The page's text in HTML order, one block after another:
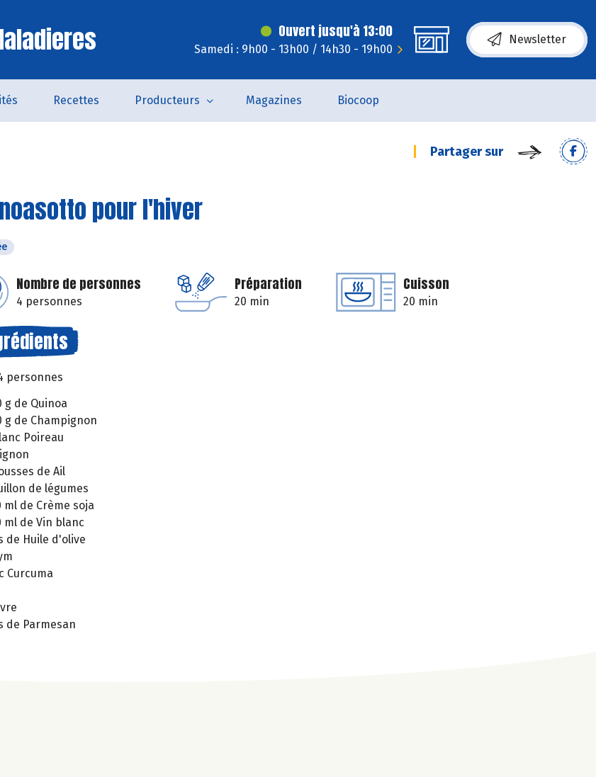
Ouvert jusqu'à 13:00
Samedi : 9h00 - 13h00 / 14h30 - 19h00
Newsletter
Recettes Producteurs Magazines Biocoop
Partager sur
pour l'hiver
Nombre de personnes
4 personnes
Préparation
20 min
Cuisson
20 min
personnes
g de Quinoa
g de Champignon
Poireau
de Ail
de légumes
ml de Crème soja
ml de Vin blanc
de Huile d'olive
Curcuma
de Parmesan